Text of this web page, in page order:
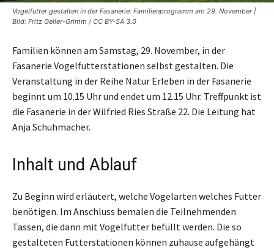
Vogelfutter gestalten in der Fasanerie: Familienprogramm am 29. November |
Bild: Fritz Geller-Grimm / CC BY-SA 3.0
Familien können am Samstag, 29. November, in der
Fasanerie Vogelfutterstationen selbst gestalten. Die
Veranstaltung in der Reihe Natur Erleben in der Fasanerie
beginnt um 10.15 Uhr und endet um 12.15 Uhr. Treffpunkt ist
die Fasanerie in der Wilfried Ries Straße 22. Die Leitung hat
Anja Schuhmacher.
Inhalt und Ablauf
Zu Beginn wird erläutert, welche Vogelarten welches Futter
benötigen. Im Anschluss bemalen die Teilnehmenden
Tassen, die dann mit Vogelfutter befüllt werden. Die so
gestalteten Futterstationen können zuhause aufgehängt